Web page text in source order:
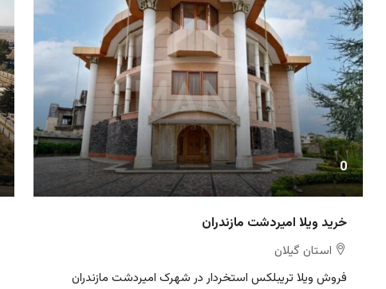
0
خرید ویلا امیردشت مازندران
استان گیلان
فروش ویلا تریبلکس استخردار در شهرک امیردشت مازندران